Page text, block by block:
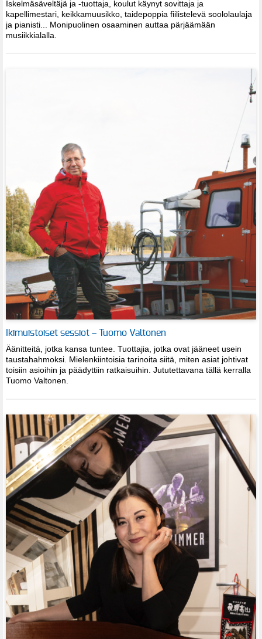
Iskelmäsäveltäjä ja -tuottaja, koulut käynyt sovittaja ja
kapellimestari, keikkamuusikko, taidepoppia fiilistelevä soololaulaja
ja pianisti... Monipuolinen osaaminen auttaa pärjäämään
musiikkialalla.
Ikimuistoiset sessiot – Tuomo Valtonen
Äänitteitä, jotka kansa tuntee. Tuottajia, jotka ovat jääneet usein
taustahahmoksi. Mielenkiintoisia tarinoita siitä, miten asiat johtivat
toisiin asioihin ja päädyttiin ratkaisuihin. Jututettavana tällä kerralla
Tuomo Valtonen.